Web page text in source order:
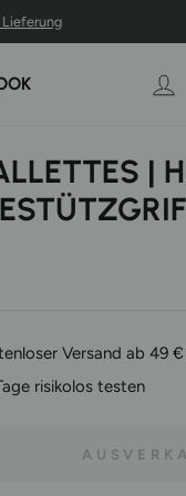
|
Versand ab 49 €
risikolos testen